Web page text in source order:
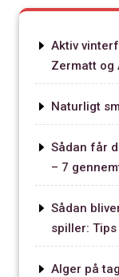
Aktiv
Zermatt og
Naturligt
Sådan får
– 7
Sådan
spiller:
Alger på